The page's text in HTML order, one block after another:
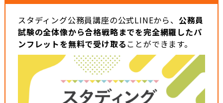
スタディング公務員講座の公式LINEから、 公務員
試験の全体像から合格戦略までを完全網羅したパ
ンフレットを無料で受け取ることができます。